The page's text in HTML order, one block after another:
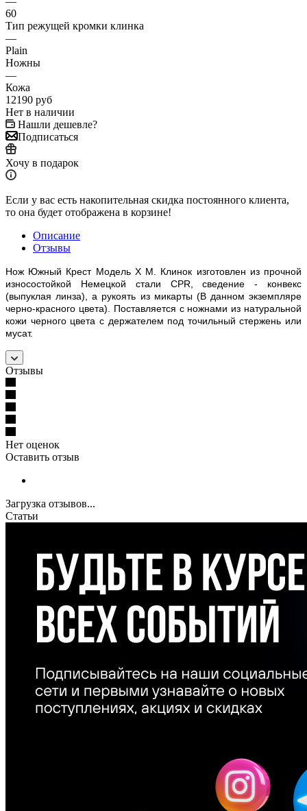
60
Тип режущей кромки клинка
—
Plain
Ножны
—
Кожа
12190 руб
Нет в наличии
Нашли дешевле?
Подписаться
Хочу в подарок
Если у вас есть накопительная скидка постоянного клиента,
то она будет отображена в корзине!
Описание
Отзывы
Нож Южный Крест Модель X М. Клинок изготовлен из прочной
износостойкой Немецкой стали CPR, сведение - конвекс
(выпуклая линза), а рукоять из микарты (В данном экземпляре
черно-красного цвета). Поставляется с ножнами из натуральной
кожи черного цвета с держателем под точильный стержень или
мусат.
Отзывы
Нет оценок
Оставить отзыв
Загрузка отзывов...
Статьи